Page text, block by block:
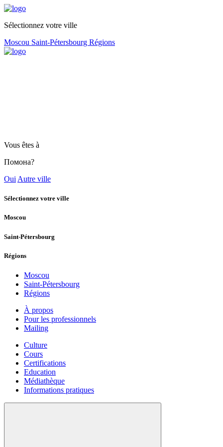
Sélectionnez votre ville
Moscou Saint-Pétersbourg Régions
Vous êtes à
Помона?
Oui Autre ville
Sélectionnez votre ville
Moscou
Saint-Pétersbourg
Régions
Moscou
Saint-Pétersbourg
Régions
À propos
Pour les professionnels
Mailing
Culture
Cours
Certifications
Education
Médiathèque
Informations pratiques